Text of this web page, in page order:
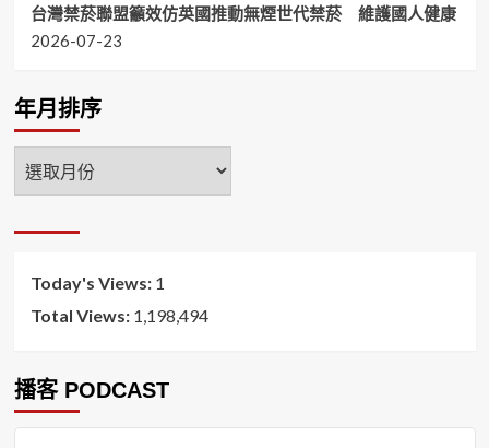
台灣禁菸聯盟籲效仿英國推動無煙世代禁菸 維護國人健康
2026-07-23
年月排序
年
月
序
Today's Views: 1
Total Views: 1,198,494
播客 PODCAST